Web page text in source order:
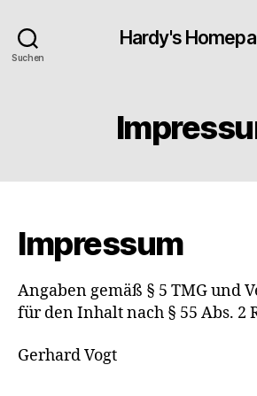
Suchen
Hardy's
Impressum
Angaben gemäß § 5 TMG und
für den Inhalt nach § 55 Abs. 2
Gerhard Vogt